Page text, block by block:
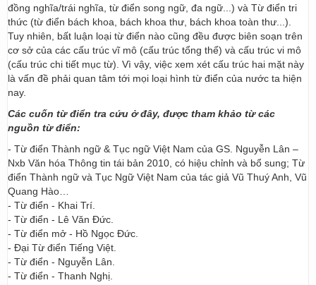
đồng nghĩa/trái nghĩa, từ điển song ngữ, đa ngữ...) và Từ điển tri
thức (từ điển bách khoa, bách khoa thư, bách khoa toàn thư...).
Tuy nhiên, bất luận loại từ điển nào cũng đều được biên soạn trên
cơ sở của các cấu trúc vĩ mô (cấu trúc tổng thể) và cấu trúc vi mô
(cấu trúc chi tiết mục từ). Vì vậy, việc xem xét cấu trúc hai mặt này
là vấn đề phải quan tâm tới mọi loại hình từ điển của nước ta hiện
nay.
Các cuốn từ điển tra cứu ở đây, được tham khảo từ các
nguồn từ điển:
- Từ điển Thành ngữ & Tục ngữ Việt Nam của GS. Nguyễn Lân –
Nxb Văn hóa Thông tin tái bản 2010, có hiệu chỉnh và bổ sung; Từ
điển Thành ngữ và Tục Ngữ Việt Nam của tác giả Vũ Thuý Anh, Vũ
Quang Hào…
- Từ điển - Khai Trí.
- Từ điển - Lê Văn Đức.
- Từ điển mở - Hồ Ngọc Đức.
- Đại Từ điển Tiếng Việt.
- Từ điển - Nguyễn Lân.
- Từ điển - Thanh Nghị.